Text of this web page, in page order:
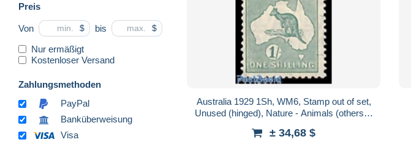
Preis
Von $ bis $
Nur ermäßigt
Kostenloser Versand
Zahlungsmethoden
PayPal
Banküberweisung
Visa
Australia 1929 1Sh, WM6, Stamp out of set,
Unused (hinged), Nature - Animals (others &
± 34,68 $